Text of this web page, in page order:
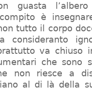
guasta
è
tutto il corpo
consideranto
va chiuso
che sono
non riesce a
al di là della